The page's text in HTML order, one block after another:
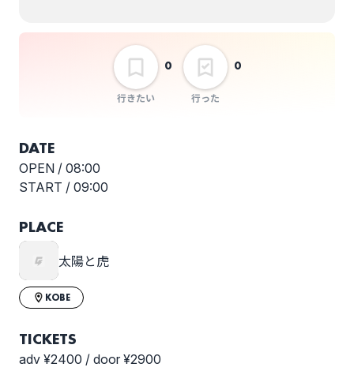
行きたい
0
行った
0
DATE
OPEN / 08:00
START / 09:00
PLACE
太陽と虎
KOBE
TICKETS
adv ¥2400 / door ¥2900